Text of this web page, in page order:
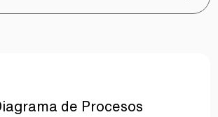
de Procesos